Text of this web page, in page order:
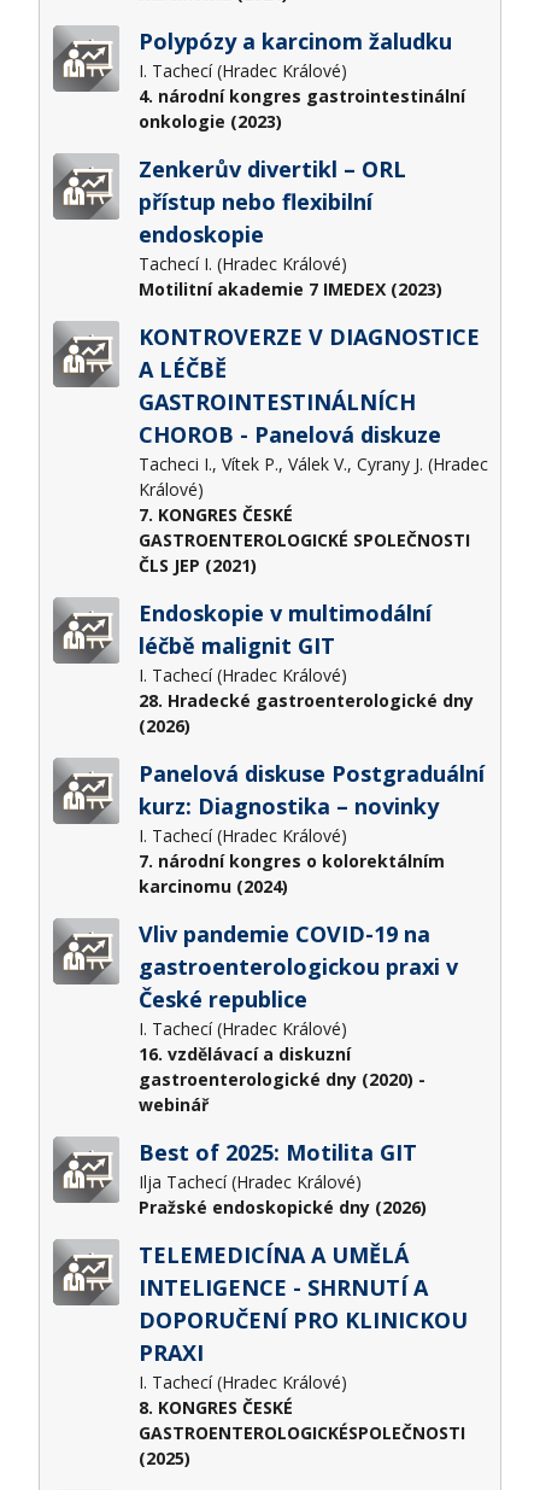
Polypózy a karcinom žaludku
I. Tachecí (Hradec Králové)
4. národní kongres gastrointestinální
onkologie (2023)
Zenkerův divertikl – ORL
přístup nebo flexibilní
endoskopie
Tachecí I. (Hradec Králové)
Motilitní akademie 7 IMEDEX (2023)
KONTROVERZE V DIAGNOSTICE
A LÉČBĚ
GASTROINTESTINÁLNÍCH
CHOROB - Panelová diskuze
Tacheci I., Vítek P., Válek V., Cyrany J. (Hradec
Králové)
7. KONGRES ČESKÉ
GASTROENTEROLOGICKÉ SPOLEČNOSTI
ČLS JEP (2021)
Endoskopie v multimodální
léčbě malignit GIT
I. Tachecí (Hradec Králové)
28. Hradecké gastroenterologické dny
(2026)
Panelová diskuse Postgraduální
kurz: Diagnostika – novinky
I. Tachecí (Hradec Králové)
7. národní kongres o kolorektálním
karcinomu (2024)
Vliv pandemie COVID-19 na
gastroenterologickou praxi v
České republice
I. Tachecí (Hradec Králové)
16. vzdělávací a diskuzní
gastroenterologické dny (2020) -
webinář
Best of 2025: Motilita GIT
Ilja Tachecí (Hradec Králové)
Pražské endoskopické dny (2026)
TELEMEDICÍNA A UMĚLÁ
INTELIGENCE - SHRNUTÍ A
DOPORUČENÍ PRO KLINICKOU
PRAXI
I. Tachecí (Hradec Králové)
8. KONGRES ČESKÉ
GASTROENTEROLOGICKÉSPOLEČNOSTI
(2025)